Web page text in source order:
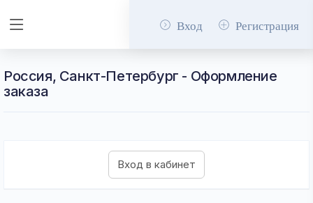
Вход Регистрация
Россия, Санкт-Петербург - Оформление
заказа